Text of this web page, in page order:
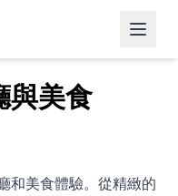
與美食
和美食體驗。從精緻的